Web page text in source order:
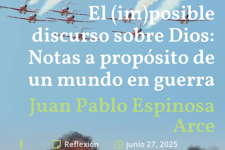
El (im)posible
discurso sobre Dios:
Notas a propósito de
un mundo en guerra
Juan Pablo Espinosa
Arce
Reflexión junio 27, 2025